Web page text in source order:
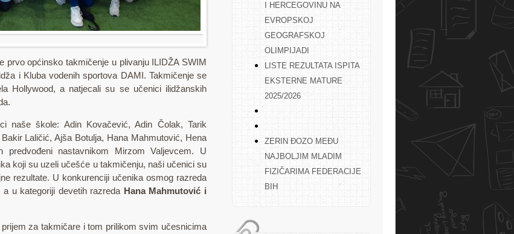
I HERCEGOVINU NA
EVROPSKOJ
GEOGRAFSKOJ
OLIMPIJADI
LISTE REZULTATA ISPITA
EKSTERNE MATURE
2025/2026
ZERIN ĐOZO MEĐU
NAJBOLJIM MLADIM
FIZIČARIMA FEDERACIJE
BIH
prvo općinsko takmičenje u plivanju ILIDŽA SWIM
i Kluba vodenih sportova DAMI. Takmičenje se
Hollywood, a natjecali su se učenici ilidžanskih
naše škole: Adin Kovačević, Adin Čolak, Tarik
Laličić, Ajša Botulja, Hana Mahmutović, Hena
nastavnikom Mirzom Valjevcem. U
koji su uzeli učešće u takmičenju, naši učenici su
rezultate. U konkurenciji učenika osmog razreda
u kategoriji devetih razreda Hana Mahmutović i
za takmičare i tom prilikom svim učesnicima